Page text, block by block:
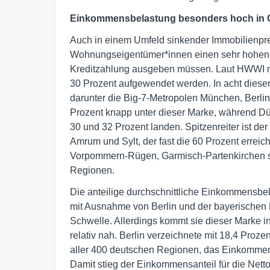
Einkommensbelastung besonders hoch in
Auch in einem Umfeld sinkender
Wohnungseigentümer*innen einen sehr
Kreditzahlung ausgeben müssen. Laut
30 Prozent aufgewendet werden. In acht
darunter die Big-7-Metropolen München,
Prozent knapp unter dieser Marke, während
30 und 32 Prozent landen. Spitzenreiter ist
Amrum und Sylt, der fast die 60 Prozent
Vorpommern-Rügen, Garmisch-
Regionen.
Die anteilige durchschnittliche
mit Ausnahme von Berlin und der
Schwelle. Allerdings kommt sie dieser Marke
relativ nah. Berlin verzeichnete mit 18,4
aller 400 deutschen Regionen, das
Damit stieg der Einkommensanteil für die